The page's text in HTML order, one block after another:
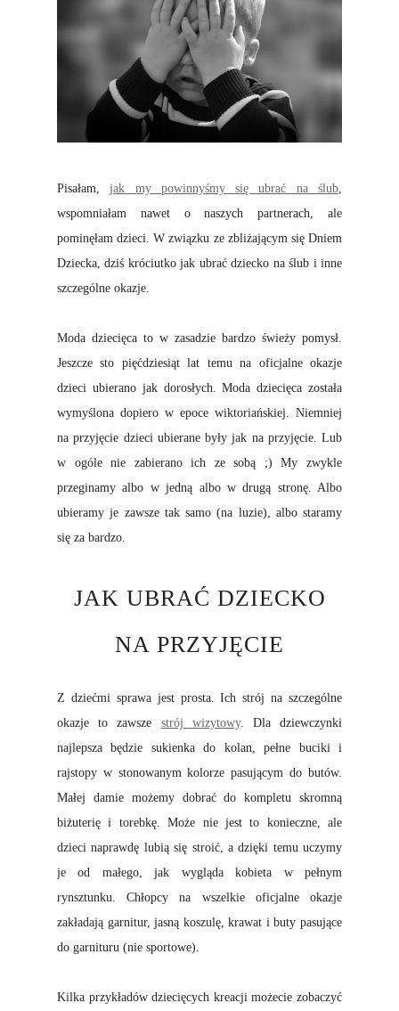
Pisałam,jak my powinnyśmy się ubrać na ślub,
wspomniałam nawet o naszych partnerach, ale
pominęłam dzieci. W związku ze zbliżającym się Dniem
Dziecka, dziś króciutko jak ubrać dziecko na ślub i inne
szczególne okazje.
Moda dziecięca to w zasadzie bardzo świeży pomysł.
Jeszcze sto pięćdziesiąt lat temu na oficjalne okazje
dzieci ubierano jak dorosłych. Moda dziecięca została
wymyślona dopiero w epoce wiktoriańskiej. Niemniej
na przyjęcie dzieci ubierane były jak na przyjęcie. Lub
w ogóle nie zabierano ich ze sobą ;) My zwykle
przeginamy albo w jedną albo w drugą stronę. Albo
ubieramy je zawsze tak samo (na luzie), albo staramy
się za bardzo.
JAK UBRAĆ DZIECKO
NA PRZYJĘCIE
Z dziećmi sprawa jest prosta. Ich strój na szczególne
okazje to zawsze strój wizytowy. Dla dziewczynki
najlepsza będzie sukienka do kolan, pełne buciki i
rajstopy w stonowanym kolorze pasującym do butów.
Małej damie możemy dobrać do kompletu skromną
biżuterię i torebkę. Może nie jest to konieczne, ale
dzieci naprawdę lubią się stroić, a dzięki temu uczymy
je od małego, jak wygląda kobieta w pełnym
rynsztunku. Chłopcy na wszelkie oficjalne okazje
zakładają garnitur, jasną koszulę, krawat i buty pasujące
do garnituru (nie sportowe).
Kilka przykładów dziecięcych kreacji możecie zobaczyć